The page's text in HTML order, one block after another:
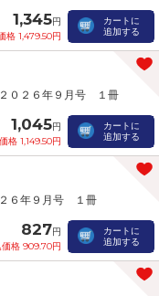
1,345円
格 1,479.50円
カートに
追加する
０２６年９月号 １冊
1,045円
格 1,149.50円
カートに
追加する
６年９月号 １冊
827円
価格 909.70円
カートに
追加する